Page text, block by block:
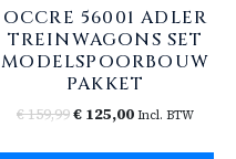
OCCRE 56001 ADLER
TREINWAGONS SET
MODELSPOORBOUW
PAKKET
€159,99€ 125,00 Incl. BTW